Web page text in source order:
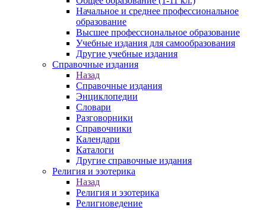
Начальное и среднее профессиональное
образование
Высшее профессиональное образование
Учебные издания для самообразования
Другие учебные издания
Справочные издания
Назад
Справочные издания
Энциклопедии
Словари
Разговорники
Справочники
Календари
Каталоги
Другие справочные издания
Религия и эзотерика
Назад
Религия и эзотерика
Религиоведение